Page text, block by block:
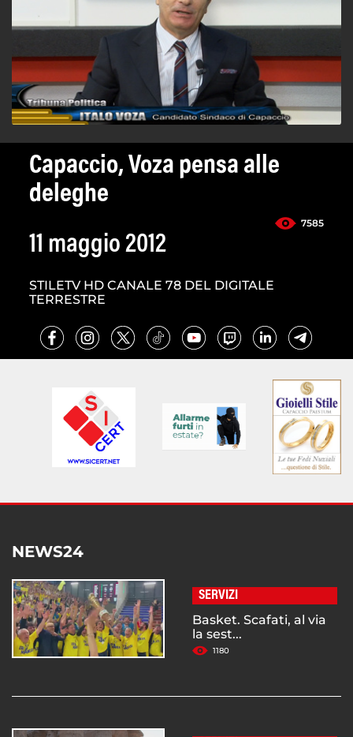
Capaccio, Voza pensa alle
deleghe
7585
11 maggio 2012
STILETV HD CANALE 78 DEL DIGITALE
TERRESTRE
NEWS24
SERVIZI
Basket. Scafati, al via
la sest...
1180